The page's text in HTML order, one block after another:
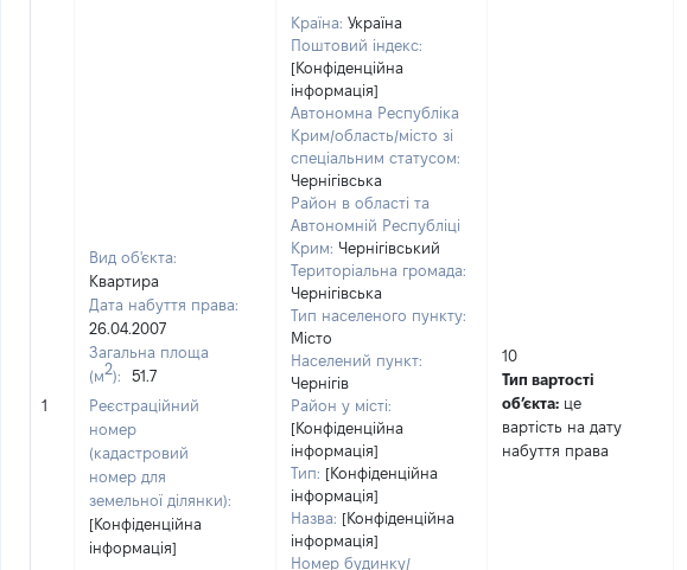
1
Вид об'єкта:
Квартира
Дата набуття права:
26.04.2007
Загальна площа
(м2):
51.7
Реєстраційний
номер
(кадастровий
номер для
земельної ділянки):
[Конфіденційна
інформація]
Країна: Україна
Поштовий індекс:
[Конфіденційна
інформація]
Автономна Республіка
Крим/область/місто зі
спеціальним статусом:
Чернігівська
Район в області та
Автономній Республіці
Крим: Чернігівський
Територіальна громада:
Чернігівська
Тип населеного пункту:
Місто
Населений пункт:
Чернігів
Район у місті:
[Конфіденційна
інформація]
Тип: [Конфіденційна
інформація]
Назва: [Конфіденційна
інформація]
Номер будинку/
10
Тип вартості
обʼєкта: це
вартість на дату
набуття права